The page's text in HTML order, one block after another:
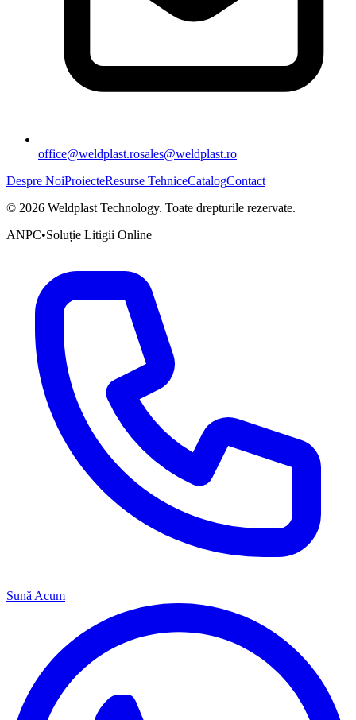
office@weldplast.rosales@weldplast.ro
Despre NoiProiecteResurse TehniceCatalogContact
© 2026 Weldplast Technology. Toate drepturile rezervate.
ANPC•Soluție Litigii Online
Sună Acum